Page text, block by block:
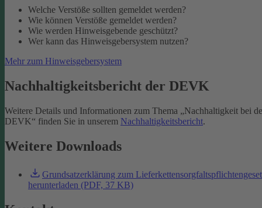
Welche Verstöße sollten gemeldet werden?
Wie können Verstöße gemeldet werden?
Wie werden Hinweisgebende geschützt?
Wer kann das Hinweisgebersystem nutzen?
Mehr zum Hinweisgebersystem
Nachhaltigkeitsbericht der DEVK
Weitere Details und Informationen zum Thema „Nachhaltigkeit bei
DEVK“ finden Sie in unserem Nachhaltigkeitsbericht.
Weitere Downloads
Grundsatzerklärung zum
herunterladen (PDF, 37 KB)